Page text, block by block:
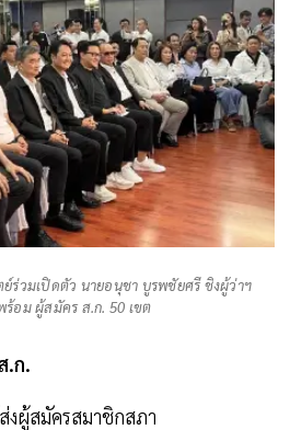
ร่วมเปิดตัว นายอนุชา บูรพชัยศรี ชิงผู้ว่าฯ
ร้อม ผู้สมัคร ส.ก. 50 เขต
.ก.
งผู้สมัครสมาชิกสภา